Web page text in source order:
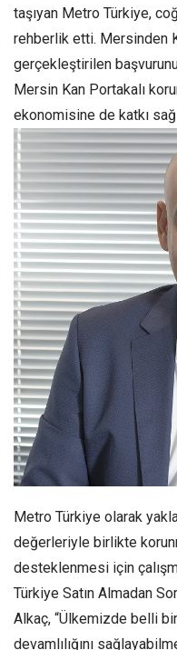
taşıyan Metro Türkiye,
rehberlik etti. Mersinden
gerçekleştirilen
Mersin Kan Portakalı
ekonomisine de katkı
Metro Türkiye olarak
değerleriyle birlikte
desteklenmesi için
Türkiye Satın Almadan
Alkaç, “Ülkemizde belli
devamlılığını